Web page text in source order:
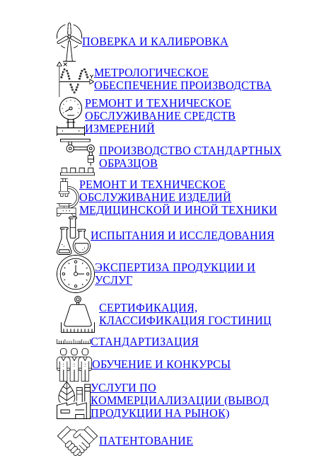
ПОВЕРКА И КАЛИБРОВКА
МЕТРОЛОГИЧЕСКОЕ
ОБЕСПЕЧЕНИЕ ПРОИЗВОДСТВА
РЕМОНТ И ТЕХНИЧЕСКОЕ
ОБСЛУЖИВАНИЕ СРЕДСТВ
ИЗМЕРЕНИЙ
ПРОИЗВОДСТВО СТАНДАРТНЫХ
ОБРАЗЦОВ
РЕМОНТ И ТЕХНИЧЕСКОЕ
ОБСЛУЖИВАНИЕ ИЗДЕЛИЙ
МЕДИЦИНСКОЙ И ИНОЙ ТЕХНИКИ
ИСПЫТАНИЯ И ИССЛЕДОВАНИЯ
ЭКСПЕРТИЗА ПРОДУКЦИИ И
УСЛУГ
СЕРТИФИКАЦИЯ,
КЛАССИФИКАЦИЯ ГОСТИНИЦ
СТАНДАРТИЗАЦИЯ
ОБУЧЕНИЕ И КОНКУРСЫ
УСЛУГИ ПО
КОММЕРЦИАЛИЗАЦИИ (ВЫВОД
ПРОДУКЦИИ НА РЫНОК)
ПАТЕНТОВАНИЕ